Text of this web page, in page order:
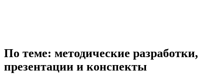
По теме: методические разработки,
презентации и конспекты